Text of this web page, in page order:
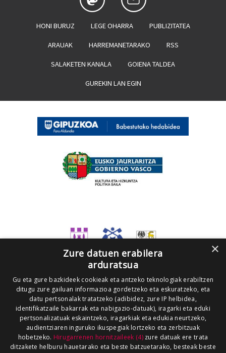
HONI BURUZ LEGE OHARRA PUBLIZITATEA
ARAUAK HARREMANETARAKO RSS
SALAKETEN KANALA GOIENA TALDEA
GUREKIN LAN EGIN
×
Zure datuen erabilera
arduratsua
Gu eta gure bazkideek cookieak eta antzeko teknologiak erabiltzen
ditugu zure gailuan informazioa gordetzeko eta eskuratzeko, eta
datu pertsonalak tratatzeko (adibidez, zure IP helbidea,
identifikatzaile bakarrak eta nabigazio-datuak), iragarki eta eduki
pertsonalizatuak eskaintzeko, iragarkiak eta edukia neurtzeko,
audientziaren inguruko ikuspegiak lortzeko eta zerbitzuak
hobetzeko. Hirugarrenen hornitzaileek (4)zure datuak ere trata
ditzakete helburu hauetarako eta beste batzuetarako, besteak beste